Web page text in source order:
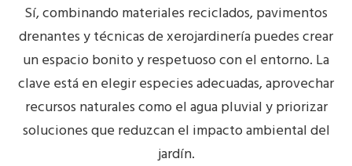
Sí, combinando materiales reciclados, pavimentos
drenantes y técnicas de xerojardinería puedes crear
un espacio bonito y respetuoso con el entorno. La
clave está en elegir especies adecuadas, aprovechar
recursos naturales como el agua pluvial y priorizar
soluciones que reduzcan el impacto ambiental del
jardín.